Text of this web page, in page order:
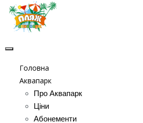
Головна
Аквапарк
Про Аквапарк
Ціни
Абонементи